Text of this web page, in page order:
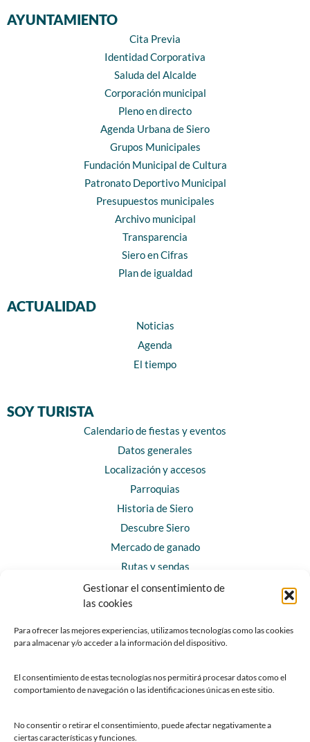
Gestionar el consentimiento de
las cookies
Para ofrecer las mejores experiencias, utilizamos tecnologías como las cookies
para almacenar y/o acceder a la información del dispositivo.
El consentimiento de estas tecnologías nos permitirá procesar datos como el
comportamiento de navegación o las identificaciones únicas en este sitio.
No consentir o retirar el consentimiento, puede afectar negativamente a
ciertas características y funciones.
AYUNTAMIENTO
Cita Previa
Identidad Corporativa
Saluda del Alcalde
Corporación municipal
Pleno en directo
Agenda Urbana de Siero
Grupos Municipales
Fundación Municipal de Cultura
Patronato Deportivo Municipal
Presupuestos municipales
Archivo municipal
Transparencia
Siero en Cifras
Plan de igualdad
ACTUALIDAD
Noticias
Agenda
El tiempo
SOY TURISTA
Calendario de fiestas y eventos
Datos generales
Localización y accesos
Parroquias
Historia de Siero
Descubre Siero
Mercado de ganado
Rutas y sendas
Horarios y contacto
Teléfonos de interés
Chatbot Siero
SEDES ELECTRÓNICAS
Sede del Ayuntamiento de Siero